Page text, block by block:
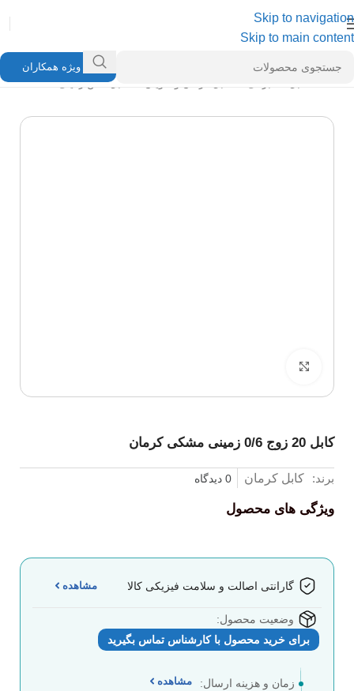
Skip to navigation
Skip to main content
ویژه همکاران
کابل تلفن زمینی
کابل 20 زوج 0/6 زمینی مشکی کرمان
برند: کابل کرمان 0 دیدگاه
ویژگی های محصول
گارانتی اصالت و سلامت فیزیکی کالا مشاهده
وضعیت محصول:
برای خرید محصول با کارشناس تماس بگیرید
زمان و هزینه ارسال: مشاهده